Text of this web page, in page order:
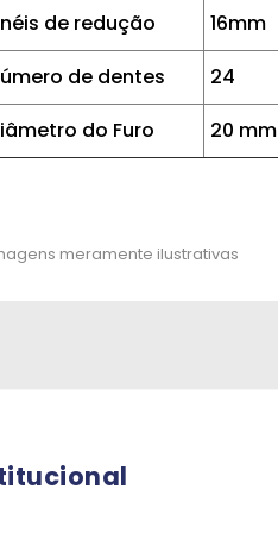
de redução
16mm
de dentes
24
do Furo
20 mm